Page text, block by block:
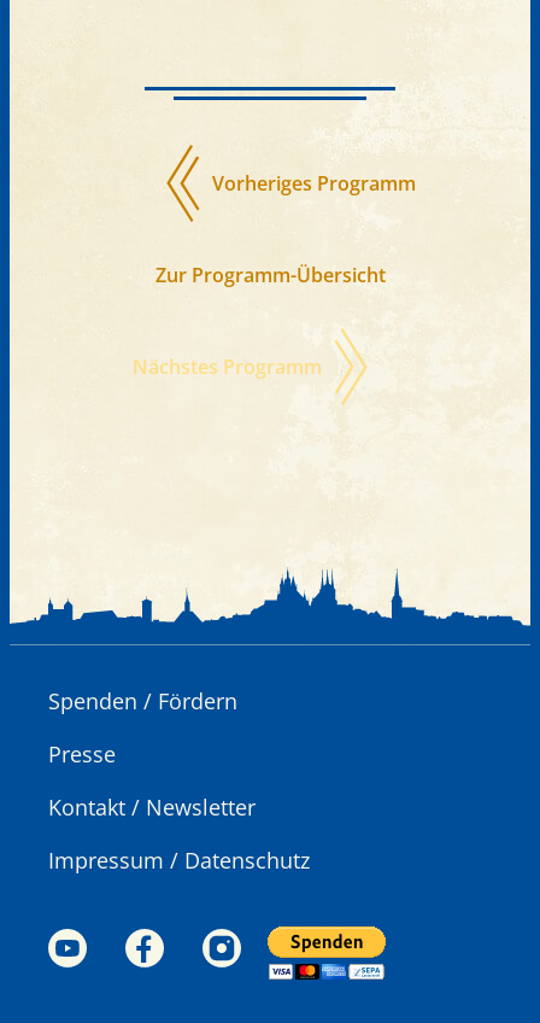
Vorheriges Programm
Zur Programm-Übersicht
Nächstes Programm
Spenden / Fördern
Presse
Kontakt / Newsletter
Impressum / Datenschutz